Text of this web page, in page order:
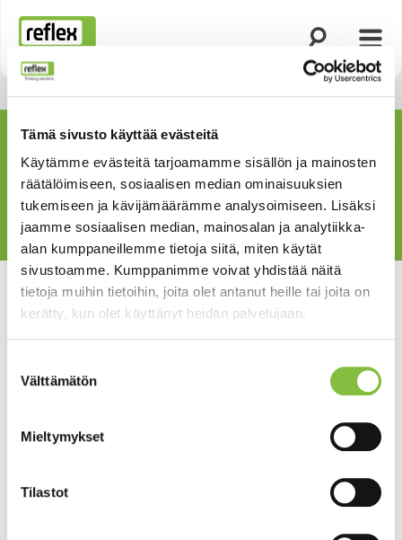
Tämä sivusto käyttää evästeitä
Käytämme evästeitä tarjoamamme sisällön ja mainosten
räätälöimiseen, sosiaalisen median ominaisuuksien
tukemiseen ja kävijämäärämme analysoimiseen. Lisäksi
jaamme sosiaalisen median, mainosalan ja analytiikka-
alan kumppaneillemme tietoja siitä, miten käytät
sivustoamme. Kumppanimme voivat yhdistää näitä
tietoja muihin tietoihin, joita olet antanut heille tai joita on
kerätty, kun olet käyttänyt heidän palvelujaan.
valinta
Välttämätön
Mieltymykset
Tilastot
Kotisivu
Avaa haku